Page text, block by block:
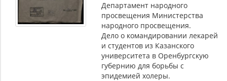
Департамент народного
просвещения Министерства
народного просвещения.
Дело о командировании лекарей
и студентов из Казанского
университета в Оренбургскую
губернию для борьбы с
эпидемией холеры.